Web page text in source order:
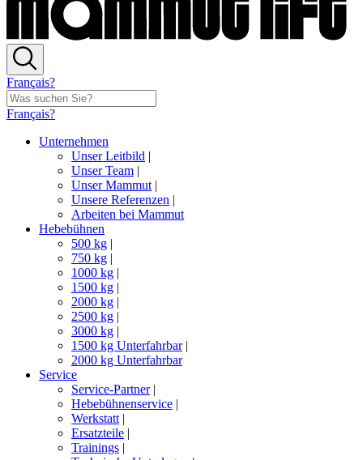
Français?
Français?
Unternehmen
Unser Leitbild |
Unser Team |
Unser Mammut |
Unsere Referenzen |
Arbeiten bei Mammut
Hebebühnen
500 kg |
750 kg |
1000 kg |
1500 kg |
2000 kg |
2500 kg |
3000 kg |
1500 kg Unterfahrbar |
2000 kg Unterfahrbar
Service
Service-Partner |
Hebebühnenservice |
Werkstatt |
Ersatzteile |
Trainings |